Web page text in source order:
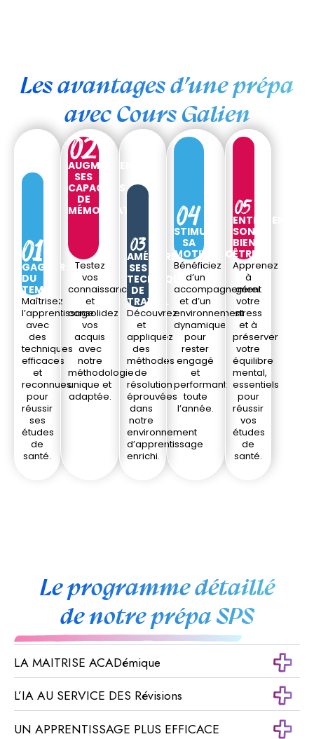
Les avantages d’une prépa
avec Cours Galien
Maîtrisez
l’apprentissage
avec
des
techniques
efficaces
et
reconnues
pour
réussir
ses
études
de
santé.
GAGNER
DU
TEMPS
AUGMENTER
SES
CAPACITÉS
DE
MÉMORISATION
Testez
vos
connaissances
et
consolidez
vos
acquis
avec
notre
méthodologie
unique et
adaptée.
Découvrez
et
appliquez
des
méthodes
de
résolution
éprouvées
dans
notre
environnement
d’apprentissage
enrichi.
AMÉLIORER
SES
TECHNIQUES
DE
TRAVAIL
STIMULER
SA
MOTIVATION
Bénéficiez
d’un
accompagnement
et d’un
environnement
dynamique
pour
rester
engagé
et
performant
toute
l’année.
Apprenez
à
gérer
votre
stress
et à
préserver
votre
équilibre
mental,
essentiels
pour
réussir
vos
études
de
santé.
ENTRETENIR
SON
BIEN-
ÊTRE
Le programme détaillé
de notre prépa SPS
LA MAITRISE ACADémique
L’IA AU SERVICE DES Révisions
UN APPRENTISSAGE PLUS EFFICACE